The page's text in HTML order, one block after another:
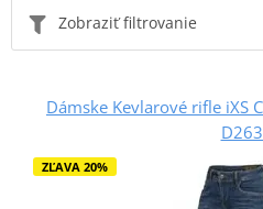
Zobraziť filtrovanie
Dámske Kevlarové rifle iXS
ZĽAVA 20%